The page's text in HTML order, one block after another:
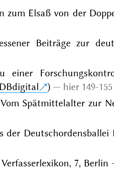
zum Elsaß von der
Beiträge zur
)
hier 149-155
Spätmittelalter zur
der Deutschordensballei
7, Berlin